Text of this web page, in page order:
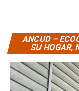
ANCUD –
SU HOGAR,